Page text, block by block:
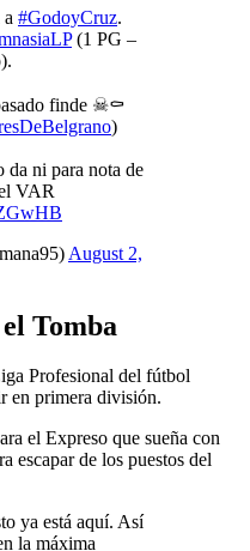
#GodoyCruz.
(1 PG –
finde ☠⚰
)
da ni para nota de
VAR
August 2,
Tomba
Profesional del fútbol
en primera división.
el Expreso que sueña con
escapar de los puestos del
ya está aquí. Así
la máxima